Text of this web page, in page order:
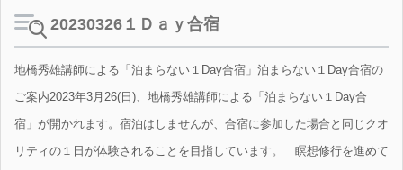
20230326１Ｄａｙ合宿
地橋秀雄講師による「泊まらない１Day合宿」泊まらない１Day合宿の
ご案内2023年3月26(日)、地橋秀雄講師による「泊まらない１Day合
宿」が開かれます。宿泊はしませんが、合宿に参加した場合と同じクオ
リティの１日が体験されることを目指しています。 瞑想修行を進めて